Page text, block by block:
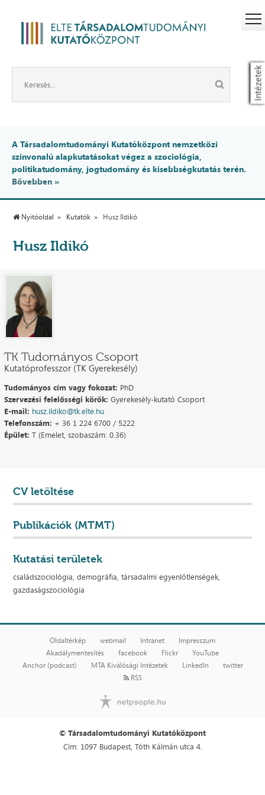
Intézetek
A Társadalomtudományi Kutatóközpont nemzetközi
színvonalú alapkutatásokat végez a szociológia,
politikatudomány, jogtudomány és kisebbségkutatás terén.
Bővebben »
Nyitóoldal Kutatók Husz Ildikó
Husz Ildikó
TK Tudományos Csoport
Kutatóprofesszor (TK Gyerekesély)
Tudományos cím vagy fokozat: PhD
Szervezési felelősségi körök: Gyerekesély-kutató Csoport
E-mail: husz.ildiko@tk.elte.hu
Telefonszám: + 36 1 224 6700 / 5222
Épület: T (Emelet, szobaszám: 0.36)
CV letöltése
Publikációk (MTMT)
Kutatási területek
családszociológia, demográfia, társadalmi egyenlőtlenségek,
gazdaságszociológia
Oldaltérkép webmail Intranet
Impresszum
Akadálymentesítés
facebook Flickr
YouTube
Anchor (podcast)
MTA Kiválósági Intézetek LinkedIn
twitter
RSS
© Társadalomtudományi Kutatóközpont
Cím: 1097 Budapest, Tóth Kálmán utca 4.